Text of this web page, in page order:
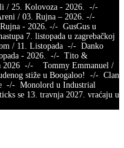
/ 25. Kolovoza - 2026. -/-
/ 03. Rujna – 2026. -/-
- 2026. -/- GusGus u
7. listopada u zagrebačkoj
/ 11. Listopada -/- Danko
- 2026. -/- Tito &
2026 -/- Tommy Emmanuel /
stiže u Boogaloo! -/- Clan
-/- Monolord u Industrial
se 13. travnja 2027. vraćaju u